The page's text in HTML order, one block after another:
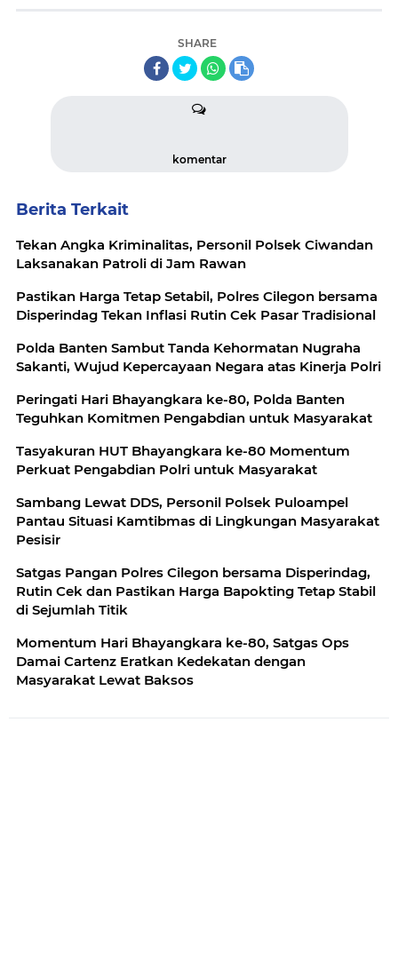
SHARE
komentar
Berita Terkait
Tekan Angka Kriminalitas, Personil Polsek Ciwandan
Laksanakan Patroli di Jam Rawan
Pastikan Harga Tetap Setabil, Polres Cilegon bersama
Disperindag Tekan Inflasi Rutin Cek Pasar Tradisional
Polda Banten Sambut Tanda Kehormatan Nugraha
Sakanti, Wujud Kepercayaan Negara atas Kinerja Polri
Peringati Hari Bhayangkara ke-80, Polda Banten
Teguhkan Komitmen Pengabdian untuk Masyarakat
Tasyakuran HUT Bhayangkara ke-80 Momentum
Perkuat Pengabdian Polri untuk Masyarakat
Sambang Lewat DDS, Personil Polsek Puloampel
Pantau Situasi Kamtibmas di Lingkungan Masyarakat
Pesisir
Satgas Pangan Polres Cilegon bersama Disperindag,
Rutin Cek dan Pastikan Harga Bapokting Tetap Stabil
di Sejumlah Titik
Momentum Hari Bhayangkara ke-80, Satgas Ops
Damai Cartenz Eratkan Kedekatan dengan
Masyarakat Lewat Baksos